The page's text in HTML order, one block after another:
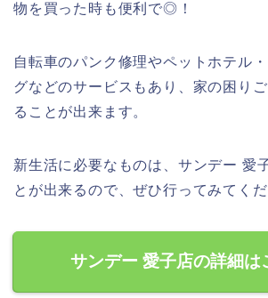
物を買った時も便利で◎！
自転車のパンク修理やペットホテル
グなどのサービスもあり、家の困り
ることが出来ます。
新生活に必要なものは、サンデー 愛
とが出来るので、ぜひ行ってみてくだ
サンデー 愛子店の詳細は